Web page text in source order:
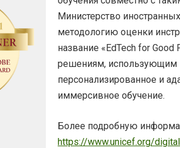
Министерство
методологию оценки
название «EdTech for
решениям, использующим
персонализированное и
иммерсивное обучение.
Более подробную
https://www.unicef.org/